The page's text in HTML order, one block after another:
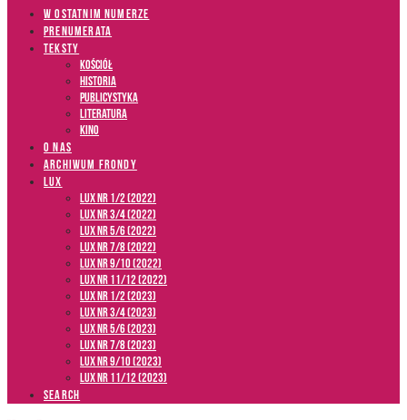
W OSTATNIM NUMERZE
PRENUMERATA
TEKSTY
Kościół
Historia
Publicystyka
Literatura
Kino
O NAS
ARCHIWUM FRONDY
LUX
LUX NR 1/2 (2022)
LUX NR 3/4 (2022)
LUX NR 5/6 (2022)
LUX NR 7/8 (2022)
LUX nr 9/10 (2022)
LUX NR 11/12 (2022)
LUX NR 1/2 (2023)
LUX NR 3/4 (2023)
LUX NR 5/6 (2023)
LUX NR 7/8 (2023)
LUX NR 9/10 (2023)
LUX NR 11/12 (2023)
SEARCH